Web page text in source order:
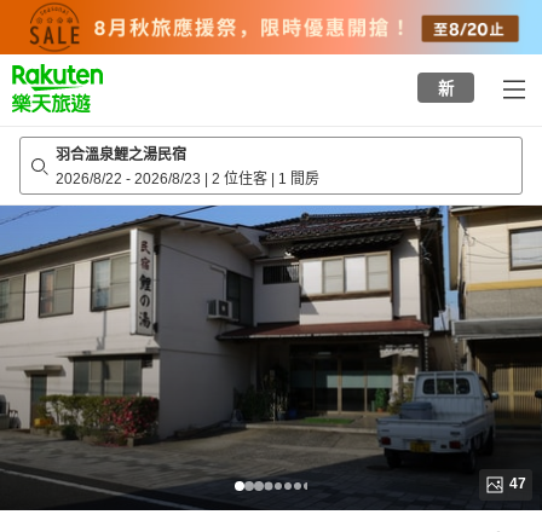
top
page
新
羽合溫泉鯉之湯民宿
2026/8/22 - 2026/8/23 | 2 位住客 | 1 間房
47